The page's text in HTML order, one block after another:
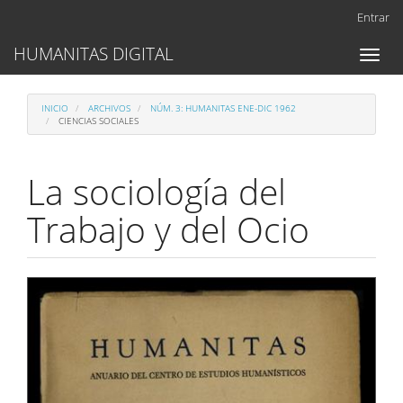
Contenido
principal
lateral
Entrar
Toggle
HUMANITAS DIGITAL
INICIO ARCHIVOS
NÚM. 3: HUMANITAS ENE-DIC 1962
CIENCIAS SOCIALES
La sociología del
Trabajo y del Ocio
Barra
lateral
artículo